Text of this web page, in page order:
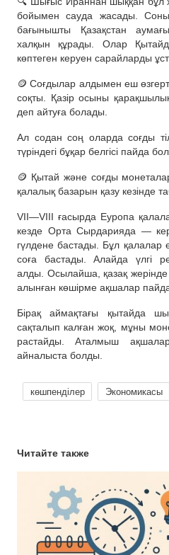
бойымен сауда жасады.
бағынышты Қазақстан
халқын құрады. Олар
көптеген керуен сарайларды
🪙 Соғдылар алдымен еш
соқты. Қазір осыны
деп айтуға болады.
Ал содан соң оларда соғды
түріндегі бұқар белгісі пайда
🪙 Қытай және соғды
қалалық базарын қазу кезінде
VII—VIII ғасырда Еуропа
кезде Орта Сырдарияда —
гүлдене бастады. Бұл қалалар
соға бастады. Алайда үлгі
алды. Осылайша, қазақ
алынған көшірме ақшалар
Бірақ аймақтағы қытайда
сақталып калған жоқ, мұны
растайды. Аталмыш
айналыста болды.
көшпенділер Экономикасы
Читайте также